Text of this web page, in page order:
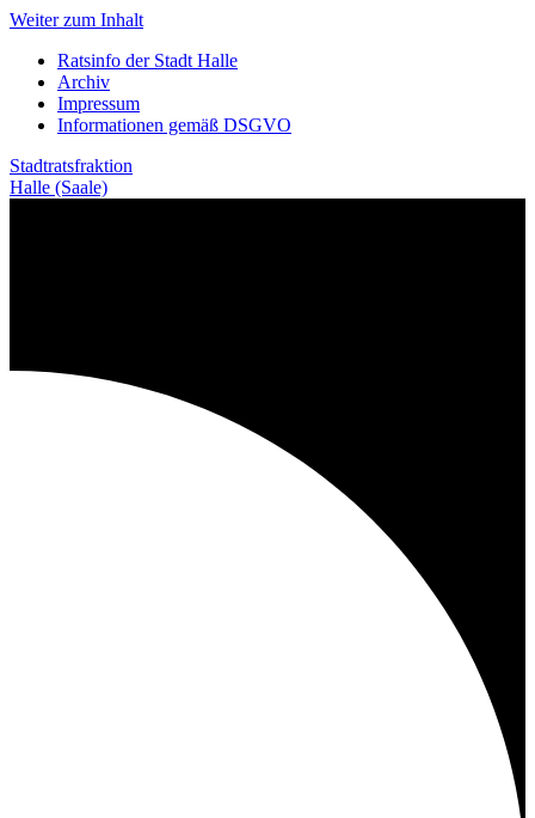
Weiter zum Inhalt
Ratsinfo der Stadt Halle
Archiv
Impressum
Informationen gemäß DSGVO
Stadtratsfraktion
Halle (Saale)